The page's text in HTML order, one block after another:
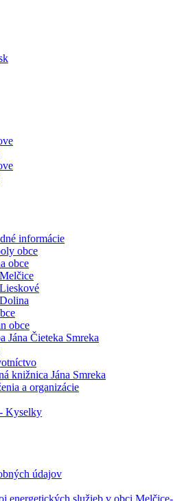
informácie
obce
obce
obce
Jána Čieteka Smreka
knižnica Jána Smreka
a organizácie
Kyselky
údajov
energetických služieb v obci Melčice-